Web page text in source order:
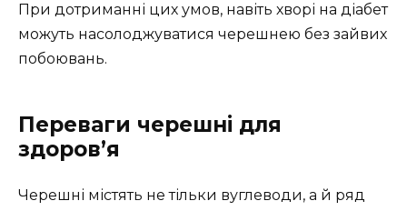
При дотриманні цих умов, навіть хворі на діабет
можуть насолоджуватися черешнею без зайвих
побоювань.
Переваги черешні для
здоров’я
Черешні містять не тільки вуглеводи, а й ряд